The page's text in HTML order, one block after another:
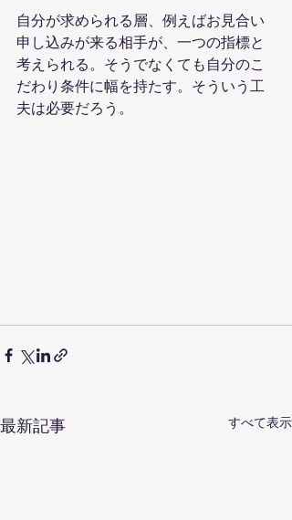
自分が求められる層、例えばお見合い
申し込みが来る相手が、一つの指標と
考えられる。そうでなくても自分のこ
だわり条件に幅を持たす。そういう工
夫は必要だろう。
最新記事 すべて表示